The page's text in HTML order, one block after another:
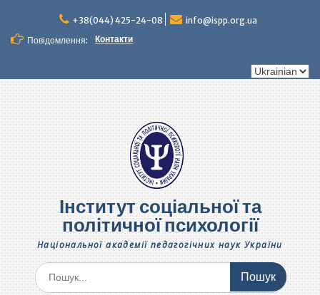
вмісту
+38(044) 425-24-08
info@ispp.org.ua
Повідомлення:
Контакти
Вибрати
Інститут соціальної та
політичної психології
Національної академії педагогічних наук України
Шукати: